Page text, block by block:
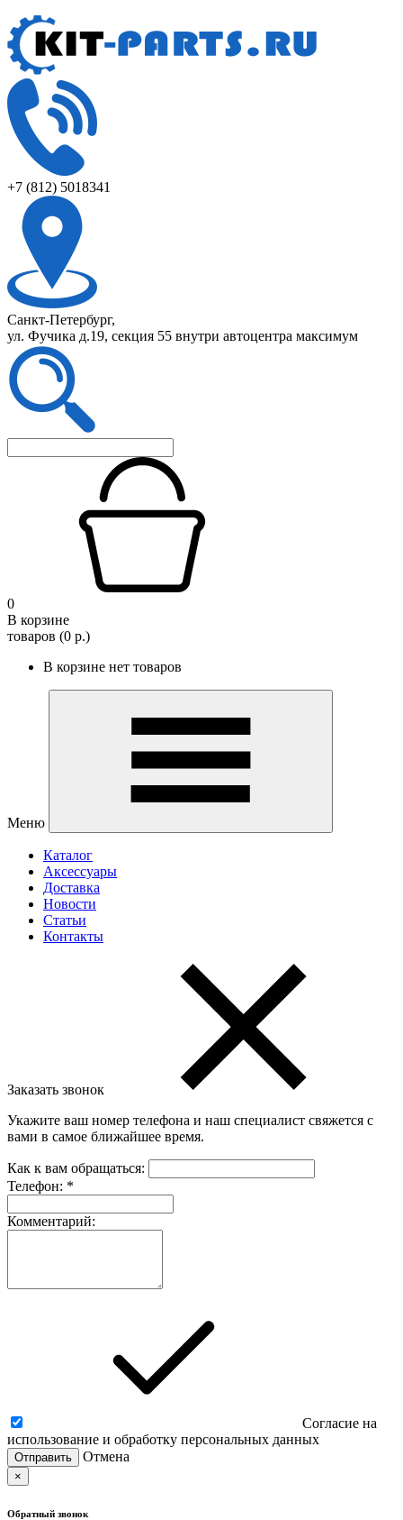
+7 (812) 5018341
Санкт-Петербург,
ул. Фучика д.19, секция 55 внутри автоцентра максимум
0
В корзине
товаров (0 р.)
В корзине нет товаров
Меню
Каталог
Аксессуары
Доставка
Новости
Статьи
Контакты
Заказать звонок
Укажите ваш номер телефона и наш специалист свяжется с
вами в самое ближайшее время.
Как к вам обращаться:
Телефон: *
Комментарий:
Согласие на
использование и обработку персональных данных
Отмена
×
Обратный звонок